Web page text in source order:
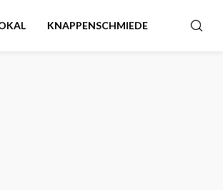
KNAPPENSCHMIEDE